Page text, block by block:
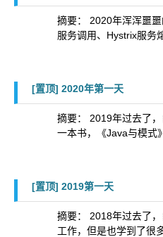
摘要： 2020年浑浑噩
服务调用、Hystrix服务
[置顶] 2020年第一天
摘要： 2019年过去了
一本书，《Java与模式
[置顶] 2019第一天
摘要： 2018年过去了
工作，但是也学到了很